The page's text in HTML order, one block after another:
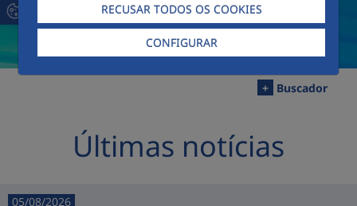
RECUSAR TODOS OS COOKIES
CONFIGURAR
+ Buscador
Últimas notícias
05/08/2026